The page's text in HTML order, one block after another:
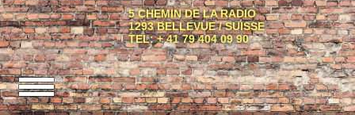
5 CHEMIN DE LA RADIO
1293 BELLEVUE / SUISSE
TEL: + 41 79 404 09 90